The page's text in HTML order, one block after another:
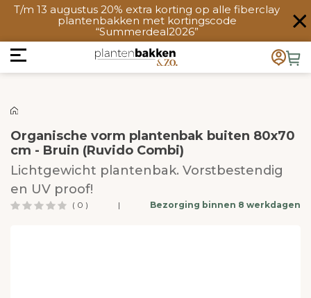
T/m 13 augustus 20% extra korting op alle fiberclay
plantenbakken met kortingscode
“Summerdeal2026”
Organische vorm plantenbak buiten 80x70
cm - Bruin (Ruvido Combi)
Lichtgewicht plantenbak. Vorstbestendig
en UV proof!
( 0 ) | Bezorging binnen 8 werkdagen